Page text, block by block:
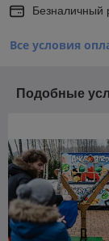
Безналичный
Все условия
Подобные